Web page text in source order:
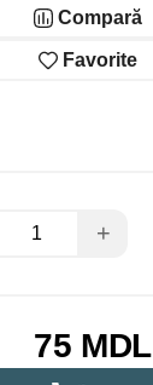
Compară
Favorite
+
75 MDL